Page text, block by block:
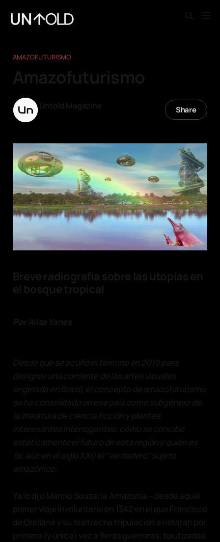
AMAZOFUTURISMO
Amazofuturismo
Untold Magazine Share
Breve radiografía sobre las utopías en
el bosque tropical
Por Aliza Yanes
Desde que se acuñó el término en 2019 para
designar una corriente de las artes visuales
originada en Brasil, el concepto deamazofuturismo
se ha consolidado en ese país como subgénero de
la literatura de ciencia ficción y plantea
interesantes interrogantes: cómo se concibe
estéticamente el futuro de esta región y quién es
(sí, aún en el siglo XXI) el “verdadero” sujeto
amazónico.
Ya lo dijo Márcio Souza: la Amazonía —desde aquel
primer viaje involuntario en 1542 en el que Francisco
de Orellana y su maltrecha tripulación avistaran por
primera (y única) vez a fieras guerreras, bautizadas